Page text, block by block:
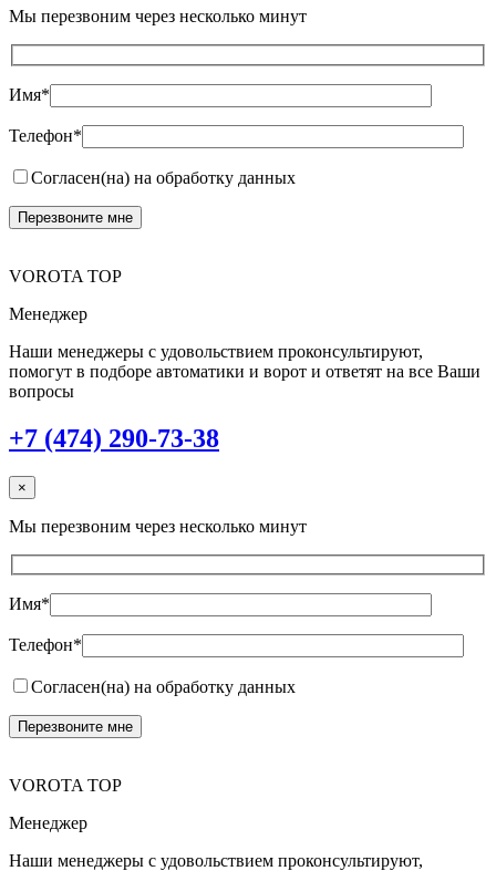
Мы перезвоним через несколько минут
Имя*
Телефон*
Согласен(на) на обработку данных
VOROTA TOP
Менеджер
Наши менеджеры с удовольствием проконсультируют,
помогут в подборе автоматики и ворот и ответят на все Ваши
вопросы
+7 (474) 290-73-38
×
Мы перезвоним через несколько минут
Имя*
Телефон*
Согласен(на) на обработку данных
VOROTA TOP
Менеджер
Наши менеджеры с удовольствием проконсультируют,